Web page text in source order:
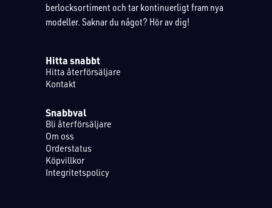
berlocksortiment och tar kontinuerligt fram nya
modeller. Saknar du något? Hör av dig!
Hitta snabbt
Hitta återförsäljare
Kontakt
Snabbval
Bli återförsäljare
Om oss
Orderstatus
Köpvillkor
Integritetspolicy